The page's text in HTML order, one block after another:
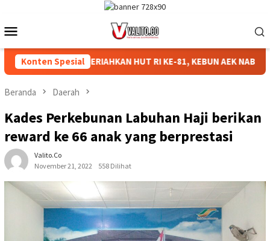
konten
Mobile
Konten SpesialMERIAHKAN HUT RI KE-81, KEBUN AEK NABARA
Beranda Daerah
Kades Perkebunan Labuhan Haji berikan
reward ke 66 anak yang berprestasi
Valito.co
November 21, 2022
558 Dilihat